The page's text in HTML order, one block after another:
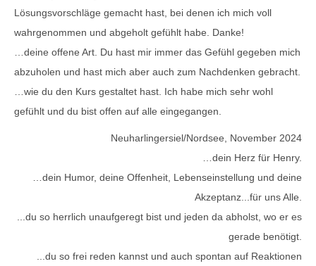
Lösungsvorschläge gemacht hast, bei denen ich mich voll
wahrgenommen und abgeholt gefühlt habe. Danke!
…deine offene Art. Du hast mir immer das Gefühl gegeben mich
abzuholen und hast mich aber auch zum Nachdenken gebracht.
…wie du den Kurs gestaltet hast. Ich habe mich sehr wohl
gefühlt und du bist offen auf alle eingegangen.
Neuharlingersiel/Nordsee, November 2024
…dein Herz für Henry.
…dein Humor, deine Offenheit, Lebenseinstellung und deine
Akzeptanz...für uns Alle.
...du so herrlich unaufgeregt bist und jeden da abholst, wo er es
gerade benötigt.
...du so frei reden kannst und auch spontan auf Reaktionen